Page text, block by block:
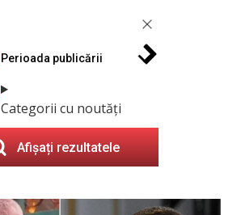
Perioada publicării
Categorii cu noutăți
Afișați rezultatele